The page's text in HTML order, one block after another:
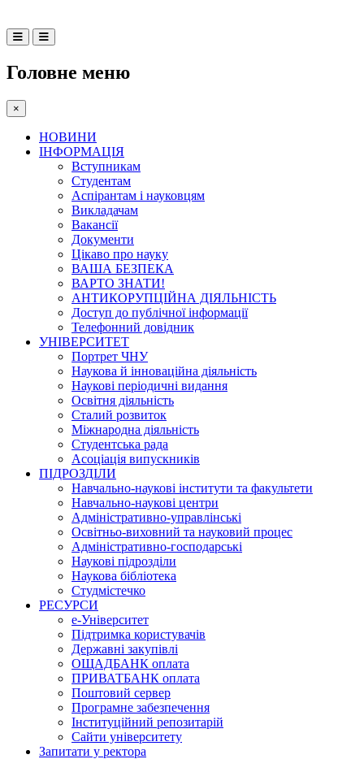
Головне меню
×
НОВИНИ
ІНФОРМАЦІЯ
Вступникам
Студентам
Аспірантам і науковцям
Викладачам
Вакансії
Документи
Цікаво про науку
ВАША БЕЗПЕКА
ВАРТО ЗНАТИ!
АНТИКОРУПЦІЙНА ДІЯЛЬНІСТЬ
Доступ до публічної інформації
Телефонний довідник
УНІВЕРСИТЕТ
Портрет ЧНУ
Наукова й інноваційна діяльність
Наукові періодичні видання
Освітня діяльність
Сталий розвиток
Міжнародна діяльність
Студентська рада
Асоціація випускників
ПІДРОЗДІЛИ
Навчально-наукові інститути та факультети
Навчально-наукові центри
Адміністративно-управлінські
Освітньо-виховний та науковий процес
Адміністративно-господарські
Наукові підрозділи
Наукова бібліотека
Студмістечко
РЕСУРСИ
е-Університет
Підтримка користувачів
Державні закупівлі
ОЩАДБАНК оплата
ПРИВАТБАНК оплата
Поштовий сервер
Програмне забезпечення
Інституційний репозитарій
Сайти університету
Запитати у ректора